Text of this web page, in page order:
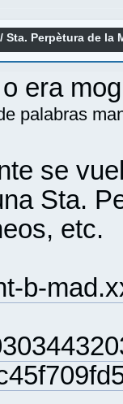
/Sta. Perpètura de la
era
palabras
se
Sta.
etc.
b-